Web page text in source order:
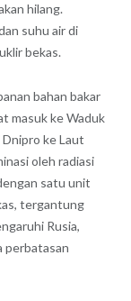
hilang.
suhu air di
bekas.
bahan bakar
masuk ke Waduk
ke Laut
oleh radiasi
satu unit
tergantung
Rusia,
perbatasan